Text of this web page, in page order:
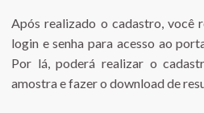
Após realizado o cadastro, você
login e senha para acesso ao
Por lá, poderá realizar o
amostra e fazer o download de